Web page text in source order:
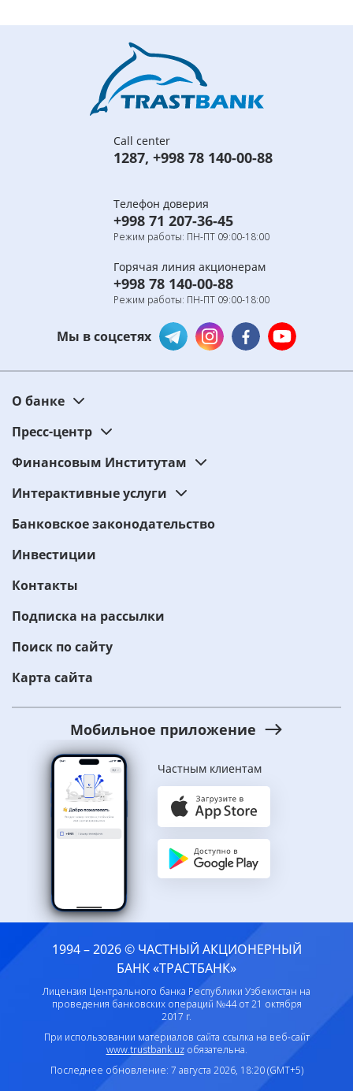
Call center
1287, +998 78 140-00-88
Телефон доверия
+998 71 207-36-45
Режим работы: ПН-ПТ 09:00-18:00
Горячая линия акционерам
+998 78 140-00-88
Режим работы: ПН-ПТ 09:00-18:00
Мы в соцсетях
О банке
Пресс-центр
Финансовым Институтам
Интерактивные услуги
Банковское законодательство
Инвестиции
Контакты
Подписка на рассылки
Поиск по сайту
Карта сайта
Мобильное приложение
Частным клиентам
1994 – 2026 © ЧАСТНЫЙ АКЦИОНЕРНЫЙ
БАНК «ТРАСТБАНК»
Лицензия Центрального банка Республики Узбекистан на
проведения банковских операций №44 от 21 октября
2017 г.
При использовании материалов сайта ссылка на веб-сайт
www.trustbank.uzобязательна.
Последнее обновление: 7 августа 2026, 18:20 (GMT+5)